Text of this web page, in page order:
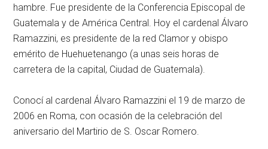
hambre. Fue presidente de la Conferencia Episcopal de
Guatemala y de América Central. Hoy el cardenal Álvaro
Ramazzini, es presidente de la red Clamor y obispo
emérito de Huehuetenango (a unas seis horas de
carretera de la capital, Ciudad de Guatemala).
Conocí al cardenal Álvaro Ramazzini el 19 de marzo de
2006 en Roma, con ocasión de la celebración del
aniversario del Martirio de S. Oscar Romero.